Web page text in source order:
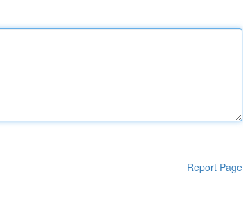
Report Page